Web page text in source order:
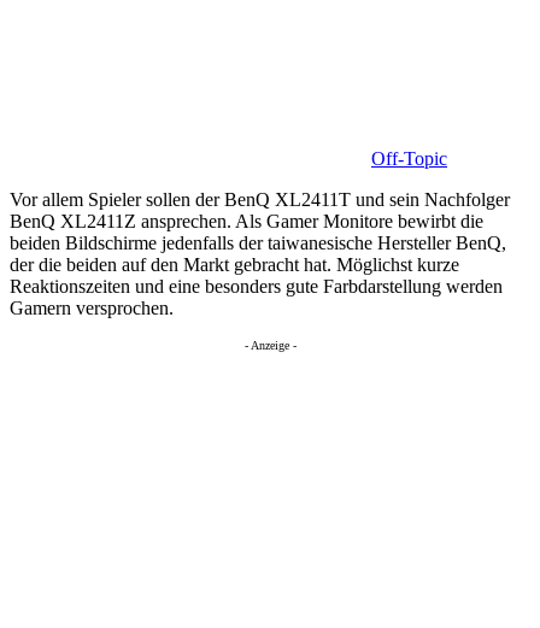
Off-Topic
Vor allem Spieler sollen der BenQ XL2411T und sein Nachfolger
BenQ XL2411Z ansprechen. Als Gamer Monitore bewirbt die
beiden Bildschirme jedenfalls der taiwanesische Hersteller BenQ,
der die beiden auf den Markt gebracht hat. Möglichst kurze
Reaktionszeiten und eine besonders gute Farbdarstellung werden
Gamern versprochen.
- Anzeige -